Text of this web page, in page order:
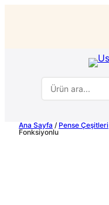
Ana Sayfa / Pense Çeşitleri
Fonksiyonlu